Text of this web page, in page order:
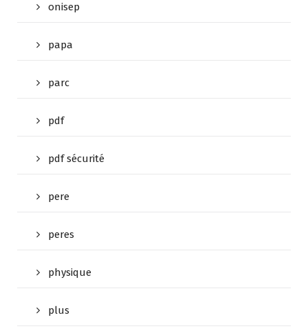
onisep
papa
parc
pdf
pdf sécurité
pere
peres
physique
plus